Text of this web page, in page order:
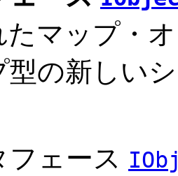
たマップ・
型の新しい
フェース